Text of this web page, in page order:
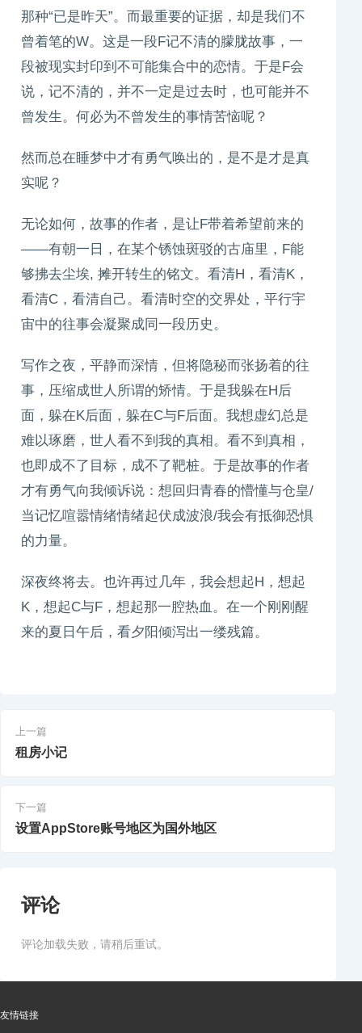
那种“已是昨天”。而最重要的证据，却是我们不
曾着笔的W。这是一段F记不清的朦胧故事，一
段被现实封印到不可能集合中的恋情。于是F会
说，记不清的，并不一定是过去时，也可能并不
曾发生。何必为不曾发生的事情苦恼呢？
然而总在睡梦中才有勇气唤出的，是不是才是真
实呢？
无论如何，故事的作者，是让F带着希望前来的
——有朝一日，在某个锈蚀斑驳的古庙里，F能
够拂去尘埃, 摊开转生的铭文。看清H，看清K，
看清C，看清自己。看清时空的交界处，平行宇
宙中的往事会凝聚成同一段历史。
写作之夜，平静而深情，但将隐秘而张扬着的往
事，压缩成世人所谓的矫情。于是我躲在H后
面，躲在K后面，躲在C与F后面。我想虚幻总是
难以琢磨，世人看不到我的真相。看不到真相，
也即成不了目标，成不了靶桩。于是故事的作者
才有勇气向我倾诉说：想回归青春的懵懂与仓皇/
当记忆喧嚣情绪情绪起伏成波浪/我会有抵御恐惧
的力量。
深夜终将去。也许再过几年，我会想起H，想起
K，想起C与F，想起那一腔热血。在一个刚刚醒
来的夏日午后，看夕阳倾泻出一缕残篇。
上一篇
租房小记
下一篇
设置AppStore账号地区为国外地区
评论
评论加载失败，请稍后重试。
友情链接